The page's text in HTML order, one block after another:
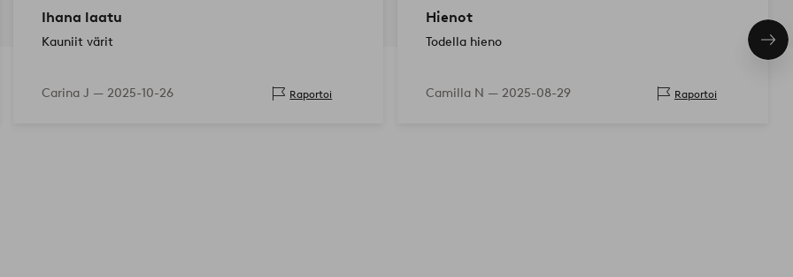
Ihana laatu
Kauniit värit
Carina J — 2025-10-26 Raportoi
Hienot
Todella hieno
Camilla N — 2025-08-29 Raportoi